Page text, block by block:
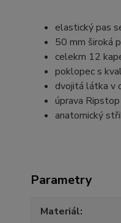
elastický pas
50 mm široká
celekm 12
poklopec s
dvojitá látka v
úprava Ripstop
anatomický
Parametry
Materiál